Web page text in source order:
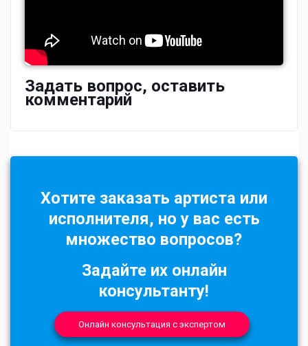
Задать вопрос, оставить
комментарий
Хотите заказать артиста или
исполнителя, но у вас есть
множество вопросов?
Задайте их онлайн
консультанту!
Онлайн консультация с экспертом